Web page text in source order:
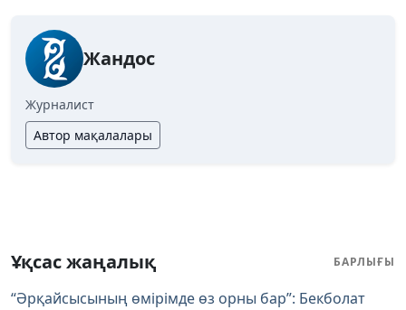
Жандос
Журналист
Автор мақалалары
Ұқсас жаңалық БАРЛЫҒЫ
“Әрқайсысының өмірімде өз орны бар”: Бекболат